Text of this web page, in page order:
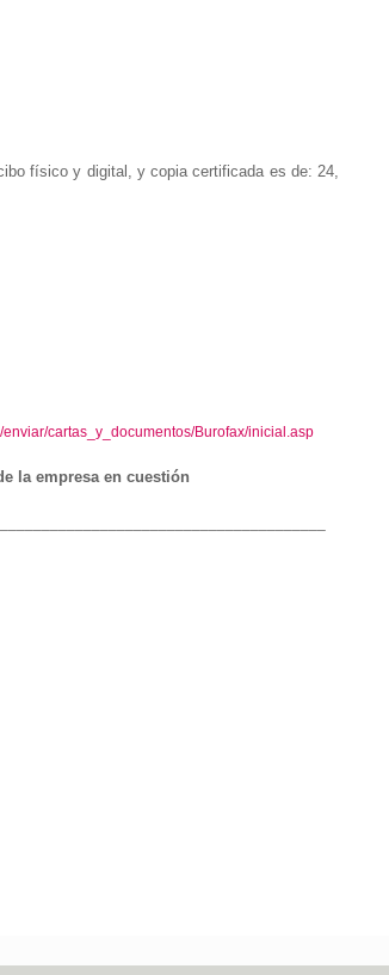
físico y digital, y copia certificada es de: 24,
cartas_y_documentos/Burofax/inicial.asp
la empresa en cuestión